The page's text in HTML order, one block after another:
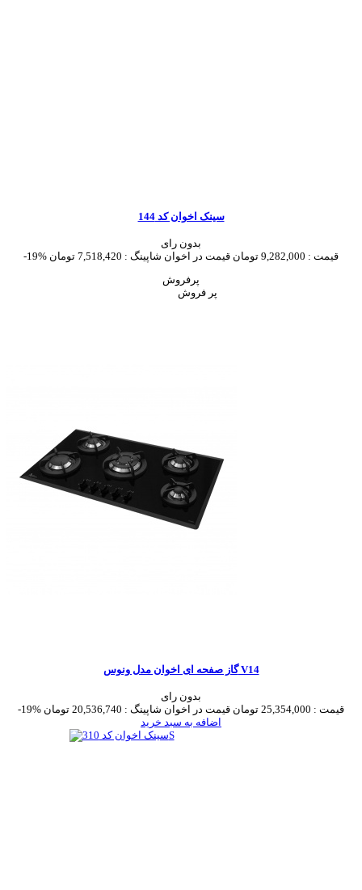
سینک اخوان کد 144
بدون رای
-19%
قیمت : 9,282,000 تومان قیمت در اخوان شاپینگ : 7,518,420 تومان
پرفروش
گاز صفحه ای اخوان مدل ونوس V14
بدون رای
-19%
قیمت : 25,354,000 تومان قیمت در اخوان شاپینگ : 20,536,740 تومان
اضافه به سبد خرید